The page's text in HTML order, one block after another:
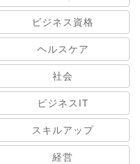
ビジネス資格
ヘルスケア
社会
ビジネスIT
スキルアップ
経営